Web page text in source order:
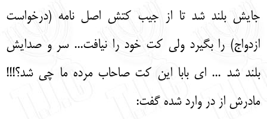
جایش بلند شد تا از جیب کتش اصل نامه (درخواست
ازدواج) را بگیرد ولی کت خود را نیافت... سر و صدایش
بلند شد ... ای بابا این کت‌ صاحاب مرده ما چی شد؟!!!
مادرش از در وارد شده گفت: